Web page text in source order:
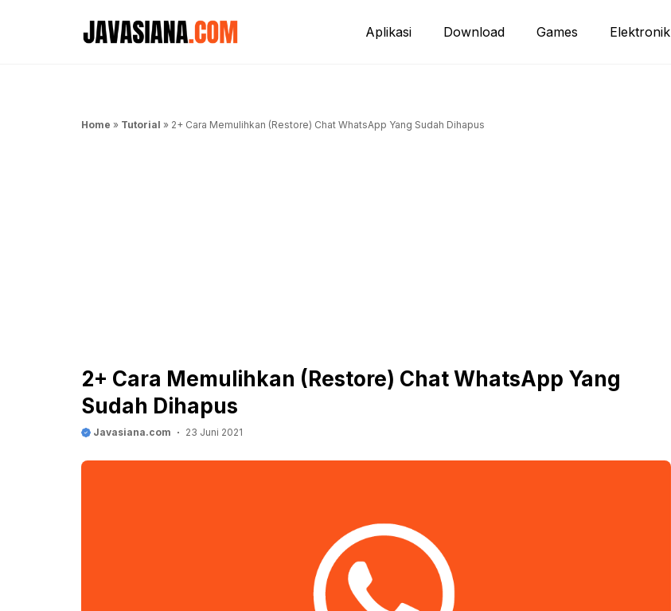
Aplikasi Download Games Elektronik
Home » Tutorial » 2+ Cara Memulihkan (Restore) Chat WhatsApp Yang Sudah Dihapus
2+ Cara Memulihkan (Restore) Chat WhatsApp Yang
Sudah Dihapus
Javasiana.com 23 Juni 2021